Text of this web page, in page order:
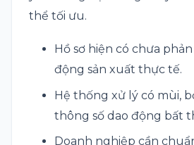
thể tối ưu.
Hồ sơ hiện có chưa
động sản xuất thực tế.
Hệ thống xử lý có mùi,
thông số dao động bất
Doanh nghiệp cần